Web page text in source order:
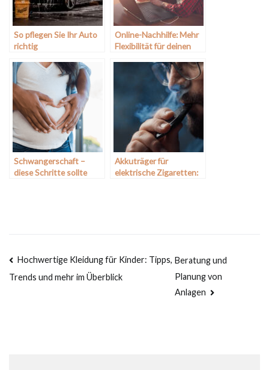
So pflegen Sie Ihr Auto
richtig
Online-Nachhilfe: Mehr
Flexibilität für deinen
Schwangerschaft –
diese Schritte sollte
Akkuträger für
elektrische Zigaretten:
Beitragsnavigation
Hochwertige Kleidung für Kinder: Tipps,
Trends und mehr im Überblick
Beratung und
Planung von
Anlagen